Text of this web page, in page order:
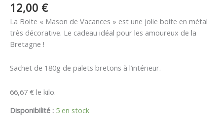
12,00 €
La Boite « Mason de Vacances » est une jolie boite en métal
très décorative. Le cadeau idéal pour les amoureux de la
Bretagne !
Sachet de 180g de palets bretons à l’intérieur.
66,67 € le kilo.
Disponibilité : 5 en stock